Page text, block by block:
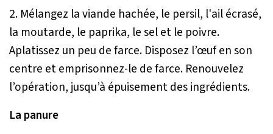
2. Mélangez la viande hachée, le persil, l'ail écrasé,
la moutarde, le paprika, le sel et le poivre.
Aplatissez un peu de farce. Disposez l’œuf en son
centre et emprisonnez-le de farce. Renouvelez
l’opération, jusqu’à épuisement des ingrédients.
La panure